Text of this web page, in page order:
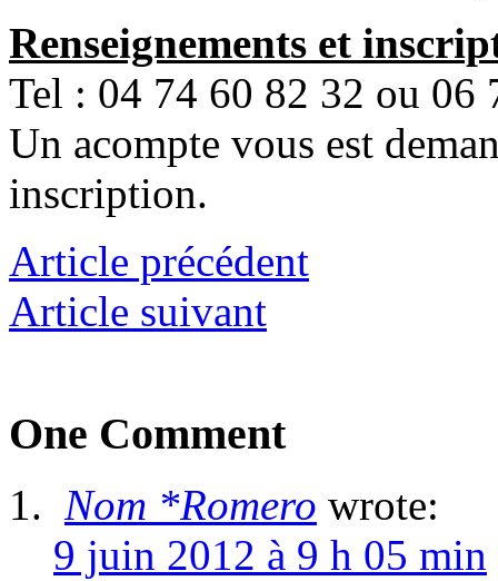
Renseignements et
Tel : 04 74 60 82 32 ou 06
Un acompte vous est
inscription.
Article précédent
Article suivant
One Comment
Nom *Romero wrote:
9 juin 2012 à 9 h 05 min